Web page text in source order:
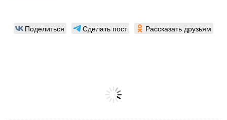
Поделиться Сделать пост Рассказать друзьям